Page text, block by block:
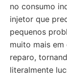
no consumo
injetor que
pequenos
muito mais
reparo,
literalmente